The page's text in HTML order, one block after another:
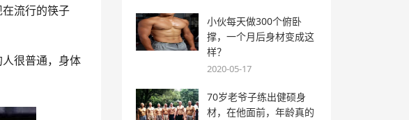
流行的筷子
很普通，身体
小伙每天做300个俯卧
撑，一个月后身材变成这
样？
2020-05-17
70岁老爷子练出健硕身
材，在他面前，年龄真的